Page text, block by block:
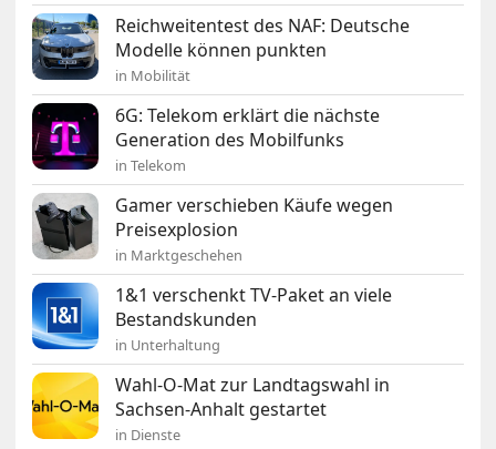
Reichweitentest des NAF: Deutsche
Modelle können punkten
in Mobilität
6G: Telekom erklärt die nächste
Generation des Mobilfunks
in Telekom
Gamer verschieben Käufe wegen
Preisexplosion
in Marktgeschehen
1&1 verschenkt TV-Paket an viele
Bestandskunden
in Unterhaltung
Wahl-O-Mat zur Landtagswahl in
Sachsen-Anhalt gestartet
in Dienste